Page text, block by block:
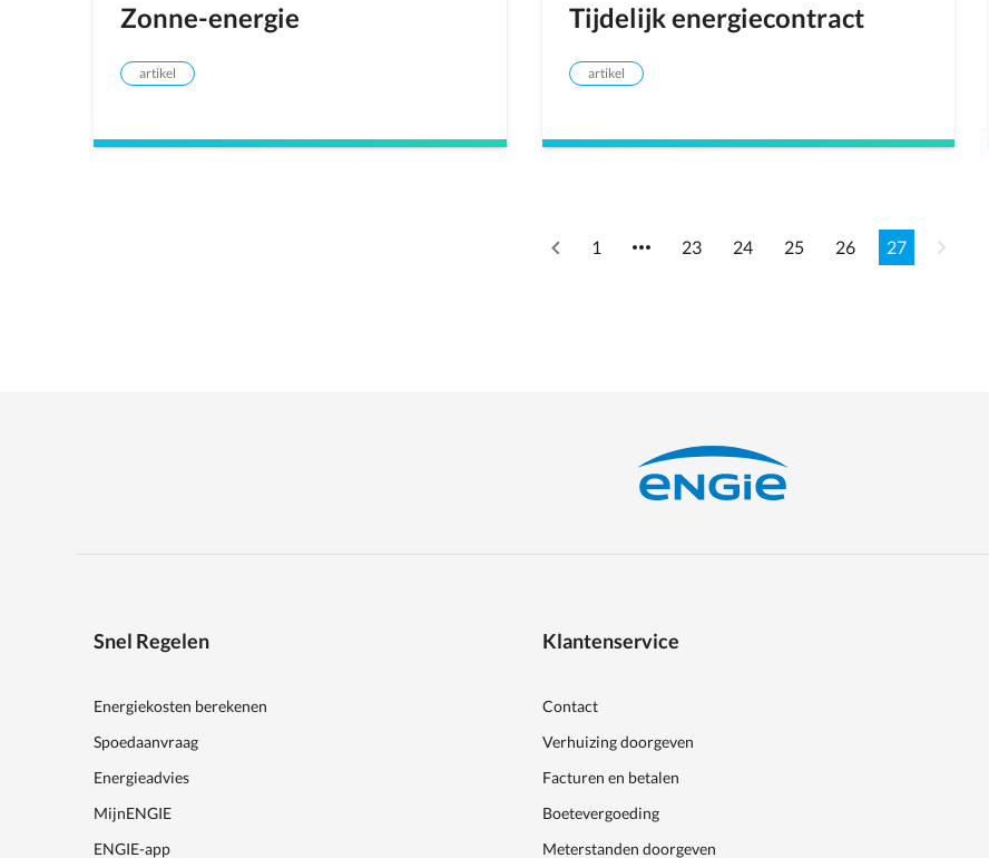
Zonne-energie
artikel
Tijdelijk energiecontract
artikel
Previous
1 23 24 25 26 27
Next
Snel Regelen
Energiekosten berekenen
Spoedaanvraag
Energieadvies
MijnENGIE
ENGIE-app
Klantenservice
Contact
Verhuizing doorgeven
Facturen en betalen
Boetevergoeding
Meterstanden doorgeven